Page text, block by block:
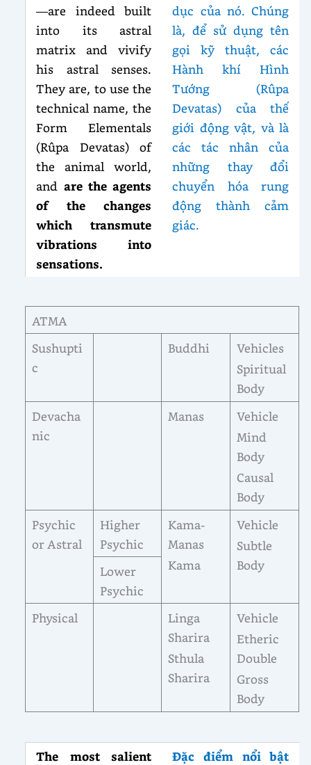
—are indeed built
into its astral
matrix and vivify
his astral senses.
They are, to use the
technical name, the
Form Elementals
(Rûpa Devatas) of
the animal world,
and are the agents
of the changes
which transmute
vibrations into
sensations.
dục của nó. Chúng
là, để sử dụng tên
gọi kỹ thuật, các
Hành khí Hình
Tướng (Rûpa
Devatas) của thế
giới động vật, và là
các tác nhân của
những thay đổi
chuyển hóa rung
động thành cảm
giác.
ATMA
Sushupti
c
Buddhi
Vehicles
Spiritual
Body
Devacha
nic
Manas
Vehicle
Mind
Body
Causal
Body
Psychic
or Astral
Higher
Psychic
Kama-
Manas
Kama
Vehicle
Subtle
Body
Lower
Psychic
Physical
Linga
Sharira
Sthula
Sharira
Vehicle
Etheric
Double
Gross
Body
The most salient
Đặc điểm nổi bật